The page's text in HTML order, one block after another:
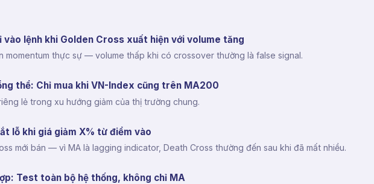
vào lệnh khi Golden Cross xuất hiện với volume tăng
momentum thực sự — volume thấp khi có crossover thường là false signal.
thể: Chỉ mua khi VN-Index cũng trên MA200
lẻ trong xu hướng giảm của thị trường chung.
lỗ khi giá giảm X% từ điểm vào
mới bán — vì MA là lagging indicator, Death Cross thường đến sau khi đã mất nhiều.
Test toàn bộ hệ thống, không chỉ MA